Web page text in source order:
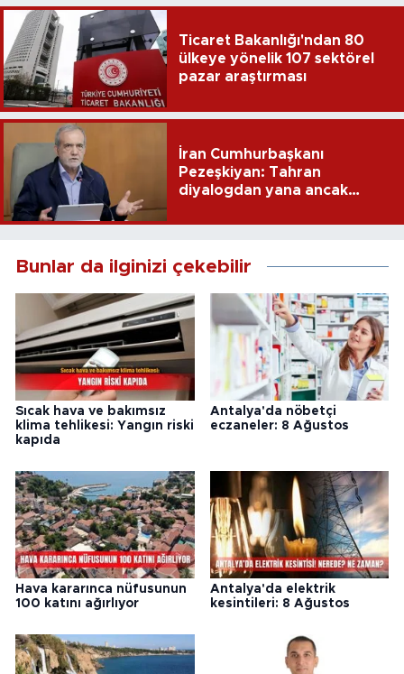
Ticaret Bakanlığı'ndan 80
ülkeye yönelik 107 sektörel
pazar araştırması
İran Cumhurbaşkanı
Pezeşkiyan: Tahran
diyalogdan yana ancak
Bunlar da ilginizi çekebilir
Sıcak hava ve bakımsız
klima tehlikesi: Yangın riski
kapıda
Antalya'da nöbetçi
eczaneler: 8 Ağustos
Hava kararınca nüfusunun
100 katını ağırlıyor
Antalya'da elektrik
kesintileri: 8 Ağustos